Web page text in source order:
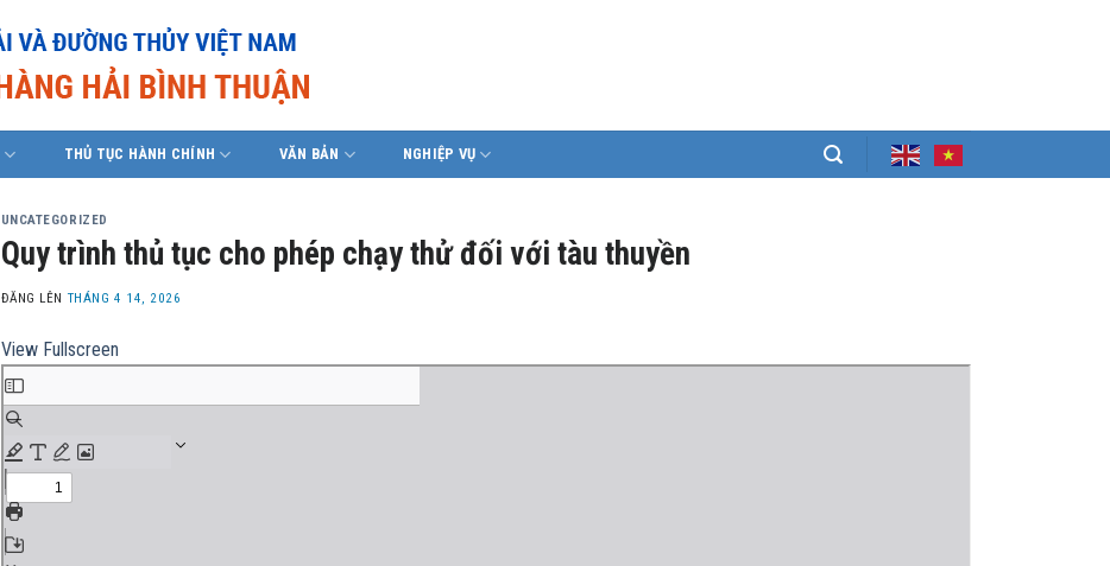
THỦ TỤC HÀNH CHÍNH VĂN BẢN NGHIỆP VỤ
UNCATEGORIZED
Quy trình thủ tục cho phép chạy thử đối với tàu thuyền
ĐĂNG LÊN THÁNG 4 14, 2026
View Fullscreen